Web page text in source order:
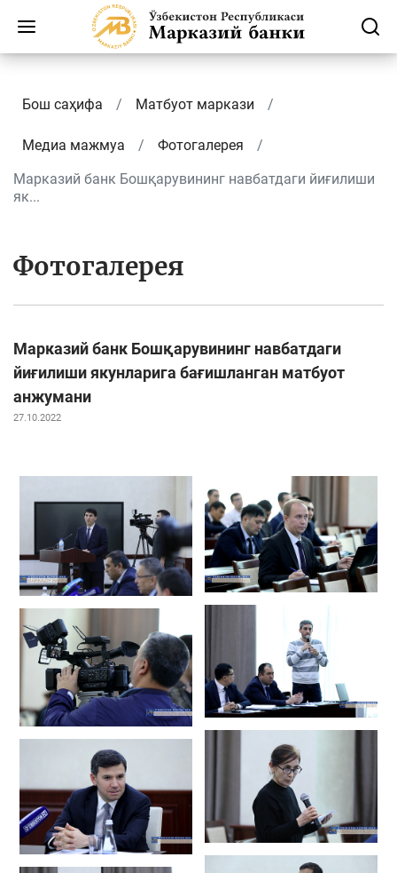
Бош саҳифа Матбуот маркази
Медиа мажмуа
Фотогалерея
Марказий банк Бошқарувининг навбатдаги йиғилиши
як...
Фотогалерея
Марказий банк Бошқарувининг навбатдаги
йиғилиши якунларига бағишланган матбуот
анжумани
27.10.2022